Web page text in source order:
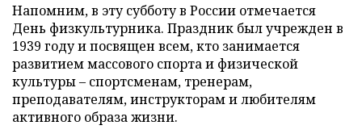
Напомним, в эту субботу в России отмечается
День физкультурника. Праздник был учрежден в
1939 году и посвящен всем, кто занимается
развитием массового спорта и физической
культуры – спортсменам, тренерам,
преподавателям, инструкторам и любителям
активного образа жизни.